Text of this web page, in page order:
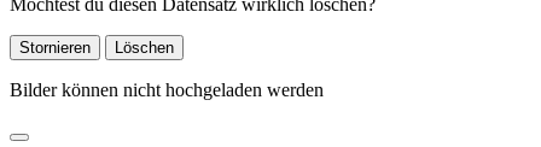
Stornieren Löschen
Bilder können nicht hochgeladen werden